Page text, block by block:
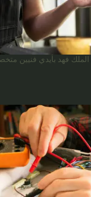
الملك فهد بأيدي فنيين